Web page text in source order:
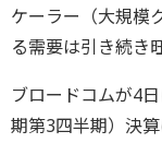
ケーラー（大規模
る需要は引き続き
ブロードコムが4
期第3四半期）決